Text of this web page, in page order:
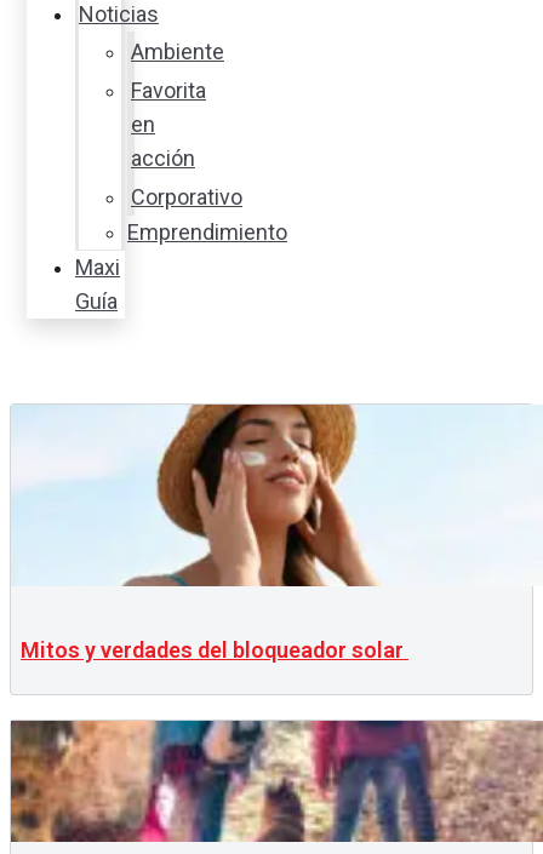
Noticias
Ambiente
Favorita
en
acción
Corporativo
Emprendimiento
Maxi
Guía
Mitos y verdades del bloqueador solar